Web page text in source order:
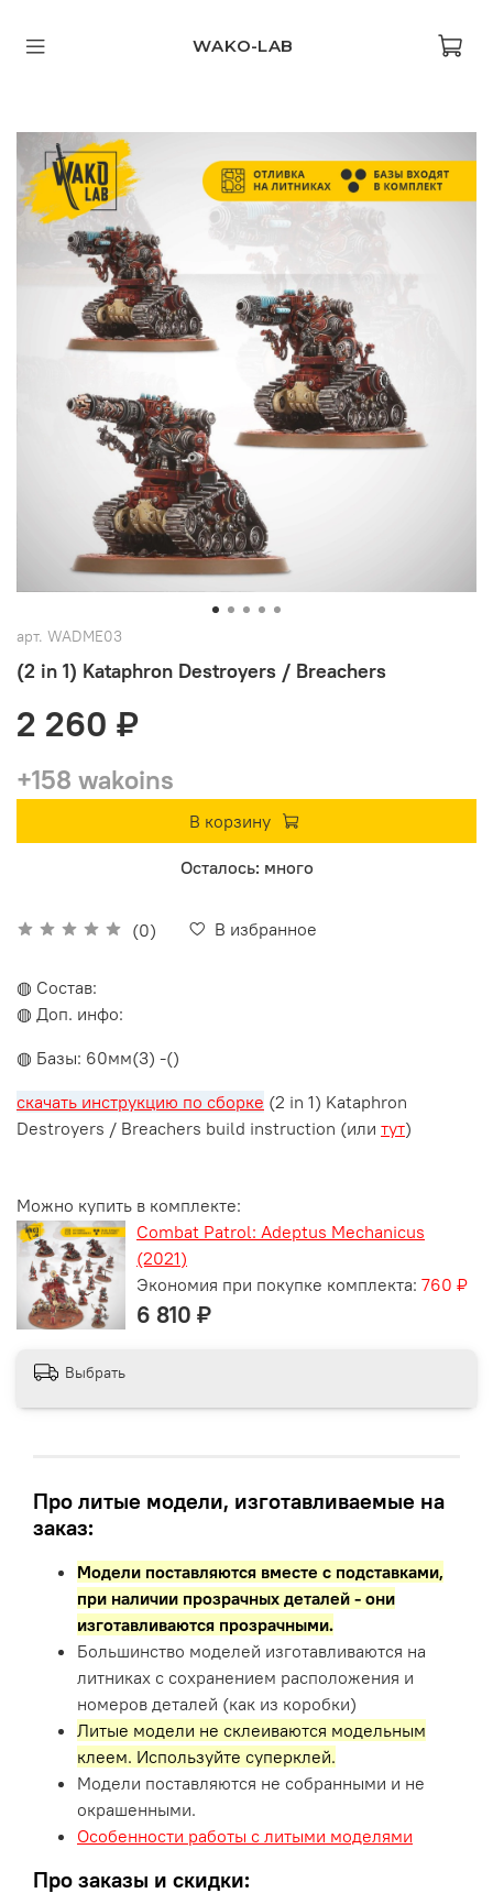
WAKO-LAB
арт. WADME03
(2 in 1) Kataphron Destroyers / Breachers
(0) В избранное
2 260 ₽
+158 wakoins
В корзину
Осталось: много
◍ Состав:
◍ Доп. инфо:
◍ Базы: 60мм(3) -()
скачать инструкцию по сборке (2 in 1) Kataphron
Destroyers / Breachers build instruction (или тут)
Выбрать
Можно купить в комплекте:
Combat Patrol: Adeptus Mechanicus
(2021)
Экономия при покупке комплекта: 760 ₽
6 810 ₽
Про литые модели, изготавливаемые на
заказ:
Модели поставляются вместе с подставками,
при наличии прозрачных деталей - они
изготавливаются прозрачными.
Большинство моделей изготавливаются на
литниках с сохранением расположения и
номеров деталей (как из коробки)
Литые модели не склеиваются модельным
клеем. Используйте суперклей.
Модели поставляются не собранными и не
окрашенными.
Особенности работы с литыми моделями
Про заказы и скидки: